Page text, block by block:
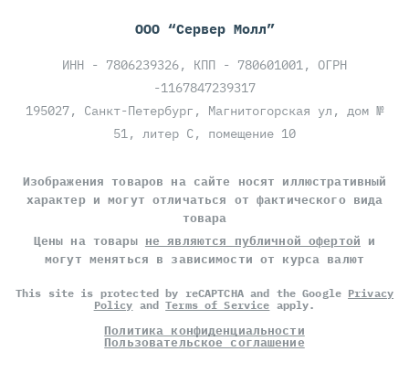
ООО “Сервер Молл”
ИНН - 7806239326, КПП - 780601001, ОГРН
-1167847239317
195027, Санкт-Петербург, Магнитогорская ул, дом №
51, литер С, помещение 10
Изображения товаров на сайте носят иллюстративный
характер и могут отличаться от фактического вида
товара
Цены на товары не являются публичной офертой и
могут меняться в зависимости от курса валют
This site is protected by reCAPTCHA and the Google Privacy
Policy andTerms of Service apply.
Политика конфиденциальности
Пользовательское соглашение